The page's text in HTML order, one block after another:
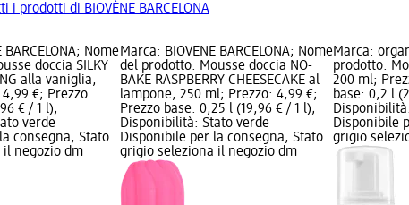
i prodotti di BIOVÈNE BARCELONA
BARCELONA; Nome
doccia SILKY
alla vaniglia,
€; Prezzo
€ / 1 l);
verde
consegna, Stato
negozio dm
Marca: BIOVÈNE BARCELONA; Nome
del prodotto: Mousse doccia NO-
BAKE RASPBERRY CHEESECAKE al
lampone, 250 ml; Prezzo: 4,99 €;
Prezzo base: 0,25 l (19,96 € / 1 l);
Disponibilità: Stato verde
Disponibile per la consegna, Stato
grigio seleziona il negozio dm
Marca:
prodotto:
200 ml;
base: 0,2 l
Disponibile
grigio